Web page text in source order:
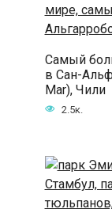
Самый
в Сан-
Mar), Чили
2.5к.